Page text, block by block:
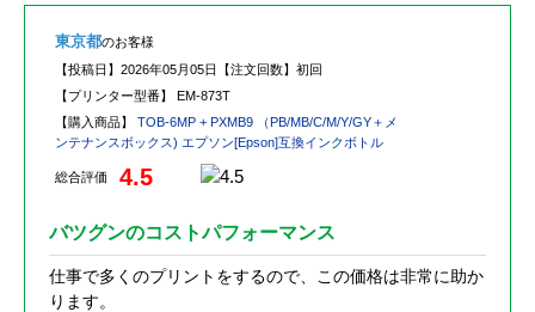
東京都のお客様
【投稿日】 2026年05月05日 【注文回数】 初回
【プリンター型番】 EM-873T
【購入商品】 TOB-6MP + PXMB9 （PB/MB/C/M/Y/GY＋メ
ンテナンスボックス) エプソン[Epson]互換インクボトル
総合評価 4.5
バツグンのコストパフォーマンス
仕事で多くのプリントをするので、この価格は非常に助か
ります。